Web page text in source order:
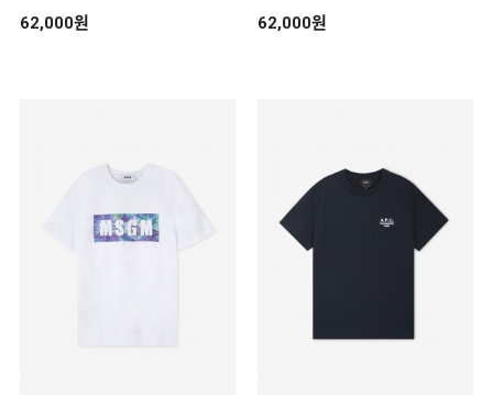
62,000원 62,000원